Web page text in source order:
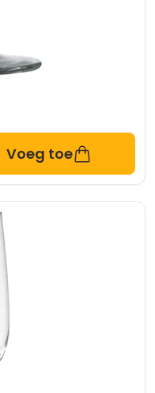
Voeg toe